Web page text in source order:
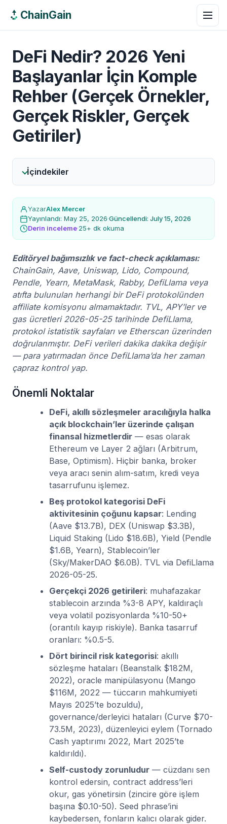
ChainGain
DeFi Nedir? 2026 Yeni
Başlayanlar İçin Komple
Rehber (Gerçek Örnekler,
Gerçek Riskler, Gerçek
Getiriler)
İçindekiler
YazarAlex Mercer
Yayınlandı: May 25, 2026·Güncellendi: July 15, 2026
Derin inceleme·25+ dk okuma
Editöryel bağımsızlık ve fact-check açıklaması:
ChainGain, Aave, Uniswap, Lido, Compound,
Pendle, Yearn, MetaMask, Rabby, DefiLlama veya
atıfta bulunulan herhangi bir DeFi protokolünden
affiliate komisyonu almamaktadır. TVL, APY’ler ve
gas ücretleri 2026-05-25 tarihinde DefiLlama,
protokol istatistik sayfaları ve Etherscan üzerinden
doğrulanmıştır. DeFi verileri dakika dakika değişir
— para yatırmadan önce DefiLlama’da her zaman
çapraz kontrol yap.
Önemli Noktalar
DeFi, akıllı sözleşmeler aracılığıyla halka
açık blockchain’ler üzerinde çalışan
finansal hizmetlerdir— esas olarak
Ethereum ve Layer 2 ağları (Arbitrum,
Base, Optimism). Hiçbir banka, broker
veya aracı senin alım-satım, kredi veya
tasarrufunu işlemez.
Beş protokol kategorisi DeFi
aktivitesinin çoğunu kapsar: Lending
(Aave $13.7B), DEX (Uniswap $3.3B),
Liquid Staking (Lido $18.6B), Yield (Pendle
$1.6B, Yearn), Stablecoin’ler
(Sky/MakerDAO $6.0B). TVL via DefiLlama
2026-05-25.
Gerçekçi 2026 getirileri: muhafazakar
stablecoin arzında %3-8 APY, kaldıraçlı
veya volatil pozisyonlarda %10-50+
(orantılı kayıp riskiyle). Banka tasarruf
oranları: %0.5-5.
Dört birincil risk kategorisi: akıllı
sözleşme hataları (Beanstalk $182M,
2022), oracle manipülasyonu (Mango
$116M, 2022 — tüccarın mahkumiyeti
Mayıs 2025’te bozuldu),
governance/derleyici hataları (Curve $70-
73.5M, 2023), düzenleyici eylem (Tornado
Cash yaptırımı 2022, Mart 2025’te
kaldırıldı).
Self-custody zorunludur— cüzdanı sen
kontrol edersin, contract address’leri
okur, gas yönetirsin (zincire göre işlem
başına $0.10-50). Seed phrase’ini
kaybedersen, fonların kalıcı olarak gider.